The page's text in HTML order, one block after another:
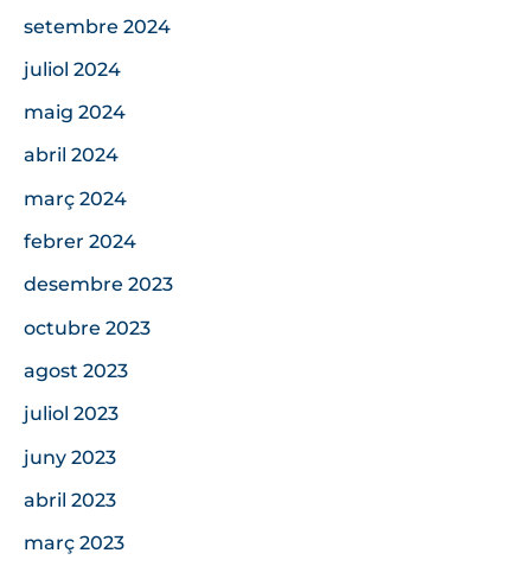
setembre 2024
juliol 2024
maig 2024
abril 2024
març 2024
febrer 2024
desembre 2023
octubre 2023
agost 2023
juliol 2023
juny 2023
abril 2023
març 2023